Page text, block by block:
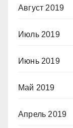
Август 2019
Июль 2019
Июнь 2019
Май 2019
Апрель 2019